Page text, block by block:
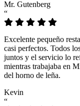
Mr. Gutenberg
“
Excelente pequeño
casi perfectos. Todos
juntos y el servicio lo
mientras trabajaba en
del horno de leña.
Kevin
“